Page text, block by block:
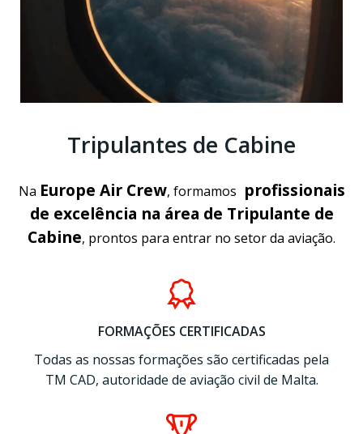
Tripulantes de Cabine
Na Europe Air Crew, formamos profissionais
de excelência na área de Tripulante de
Cabine, prontos para entrar no setor da aviação.
FORMAÇÕES CERTIFICADAS
Todas as nossas formações são certificadas pela
TM CAD, autoridade de aviação civil de Malta.